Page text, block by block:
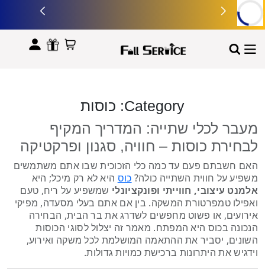
Category:
כוסות
מעבר לכלי שתייה: המדריך המקיף
לבחירת כוסות – חוויה, סגנון ופרקטיקה
האם חשבתם פעם עד כמה כלי הזכוכית שבו אתם משתמשים
משפיע על חווית השתייה כולה? כוסהיא לא רק מיכל; היא
אלמנט עיצובי, חווייתי ופונקציונלישמשפיע על ריח, טעם
ואפילו טמפרטורת המשקה. בין אם אתם בעלי מסעדה, מפיקי
אירועים, או פשוט מחפשים לשדרג את בר הבית, הבחירה
הנכונה בכוס היא המפתח. מאמר זה יצלול לסוגי הכוסות
השונים, יסביר את ההתאמה המושלמת לכל משקה ואירוע,
וידגיש את היתרונות ברכישת כמויות גדולות.